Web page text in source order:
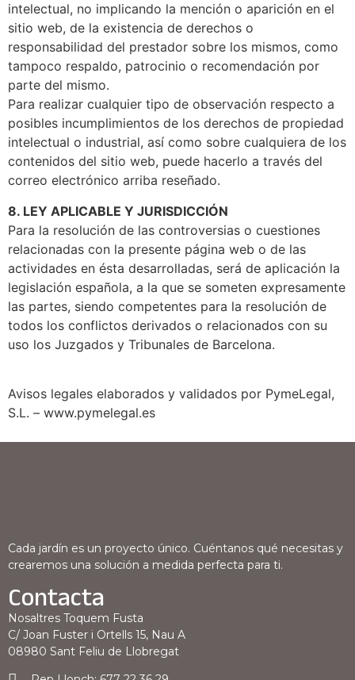
intelectual, no implicando la mención o aparición en el
sitio web, de la existencia de derechos o
responsabilidad del prestador sobre los mismos, como
tampoco respaldo, patrocinio o recomendación por
parte del mismo.
Para realizar cualquier tipo de observación respecto a
posibles incumplimientos de los derechos de propiedad
intelectual o industrial, así como sobre cualquiera de los
contenidos del sitio web, puede hacerlo a través del
correo electrónico arriba reseñado.
8. LEY APLICABLE Y JURISDICCIÓN
Para la resolución de las controversias o cuestiones
relacionadas con la presente página web o de las
actividades en ésta desarrolladas, será de aplicación la
legislación española, a la que se someten expresamente
las partes, siendo competentes para la resolución de
todos los conflictos derivados o relacionados con su
uso los Juzgados y Tribunales de Barcelona.
Avisos legales elaborados y validados por PymeLegal,
S.L. – www.pymelegal.es
Cada jardín es un proyecto único. Cuéntanos qué necesitas y
crearemos una solución a medida perfecta para ti.
Contacta
Nosaltres Toquem Fusta
C/ Joan Fuster i Ortells 15, Nau A
08980 Sant Feliu de Llobregat